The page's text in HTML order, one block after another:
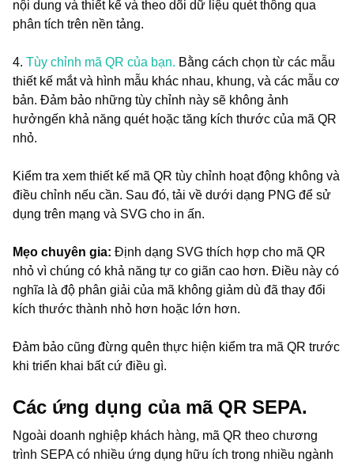
nội dung và thiết kế và theo dõi dữ liệu quét thông qua
phân tích trên nền tảng.
4. Tùy chỉnh mã QR của bạn. Bằng cách chọn từ các mẫu
thiết kế mắt và hình mẫu khác nhau, khung, và các mẫu cơ
bản. Đảm bảo những tùy chỉnh này sẽ không ảnh
hưởngến khả năng quét hoặc tăng kích thước của mã QR
nhỏ.
Kiểm tra xem thiết kế mã QR tùy chỉnh hoạt động không và
điều chỉnh nếu cần. Sau đó, tải về dưới dạng PNG để sử
dụng trên mạng và SVG cho in ấn.
Mẹo chuyên gia: Định dạng SVG thích hợp cho mã QR
nhỏ vì chúng có khả năng tự co giãn cao hơn. Điều này có
nghĩa là độ phân giải của mã không giảm dù đã thay đổi
kích thước thành nhỏ hơn hoặc lớn hơn.
Đảm bảo cũng đừng quên thực hiện kiểm tra mã QR trước
khi triển khai bất cứ điều gì.
Các ứng dụng của mã QR SEPA.
Ngoài doanh nghiệp khách hàng, mã QR theo chương
trình SEPA có nhiều ứng dụng hữu ích trong nhiều ngành